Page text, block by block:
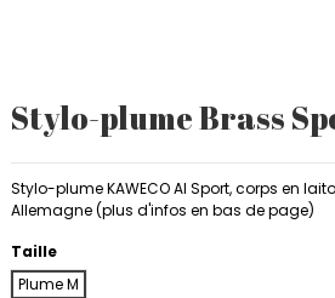
Stylo-plume Brass
Stylo-plume KAWECO Al Sport, corps en
Allemagne (plus d'infos en bas de page)
Taille
Plume M